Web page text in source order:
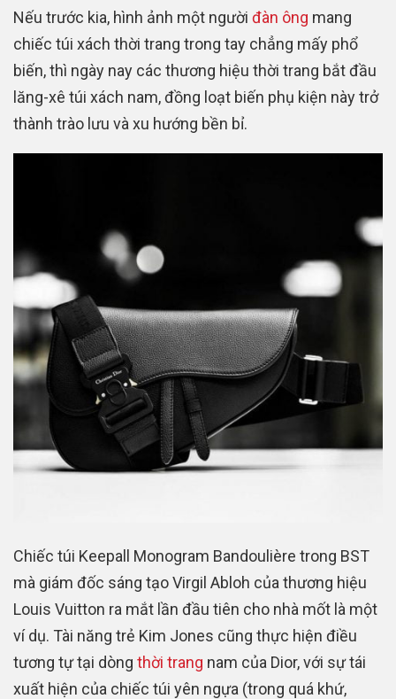
Nếu trước kia, hình ảnh một người đàn ông mang
chiếc túi xách thời trang trong tay chẳng mấy phổ
biến, thì ngày nay các thương hiệu thời trang bắt đầu
lăng-xê túi xách nam, đồng loạt biến phụ kiện này trở
thành trào lưu và xu hướng bền bỉ.
Chiếc túi Keepall Monogram Bandoulière trong BST
mà giám đốc sáng tạo Virgil Abloh của thương hiệu
Louis Vuitton ra mắt lần đầu tiên cho nhà mốt là một
ví dụ. Tài năng trẻ Kim Jones cũng thực hiện điều
tương tự tại dòng thời trang nam của Dior, với sự tái
xuất hiện của chiếc túi yên ngựa (trong quá khứ,